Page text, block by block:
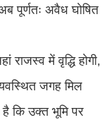
पूर्णतः अवैध घोषित
राजस्व में वृद्धि होगी,
जगह मिल
कि उक्त भूमि पर